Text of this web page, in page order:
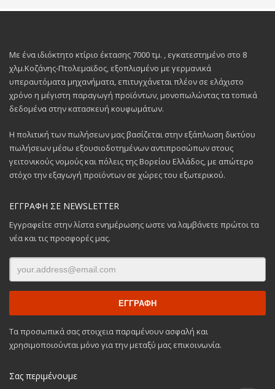
Με ένα ιδιόκτητο κτίριο έκτασης 7000 τμ. , εγκατεστημένο στο 8
χλμ.Κοζάνης-Πτολεμαϊδος, εξοπλισμένο με γερμανικά
υπεραυτόματα μηχανήματα, επιτυγχάνεται πλέον σε ελάχιστο
χρόνο η μέγιστη παραγωγή προϊόντων, μονοπωλώντας τα τοπικά
δεδομένα στην κατασκευή κουφωμάτων.
Η πολιτική των πωλήσεων μας βασίζεται στην εξάπλωση δικτύου
πωλήσεων μέσω εξουσιοδοτημένων αντιπροσώπων στους
γειτονικούς νομούς και πόλεις της Βορείου Ελλάδος, με απώτερο
στόχο την εξαγωγή προϊόντων σε χώρες του εξωτερικού.
ΕΓΓΡΑΦΗ ΣΕ NEWSLETTER
Εγγραφείτε στην λίστα ενημέρωσης ωστε να λαμβάνετε πρώτοι τα
νέα και τις προσφορές μας.
Τα προσωπικά σας στοιχεια παραμένουν ασφαλή και
χρησιμοποιούνται μόνο για την μεταξύ μας επικοινωνία.
Σας περιμένουμε